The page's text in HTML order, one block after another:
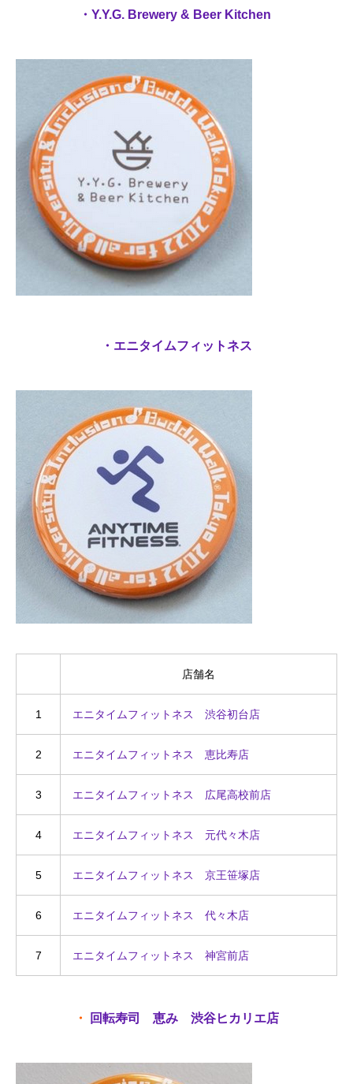
・Y.Y.G. Brewery & Beer Kitchen
・エニタイムフィットネス
店舗名
1 エニタイムフィットネス 渋谷初台店
2 エニタイムフィットネス 恵比寿店
3 エニタイムフィットネス 広尾高校前店
4 エニタイムフィットネス 元代々木店
5 エニタイムフィットネス 京王笹塚店
6 エニタイムフィットネス 代々木店
7 エニタイムフィットネス 神宮前店
・ 回転寿司 恵み 渋谷ヒカリエ店